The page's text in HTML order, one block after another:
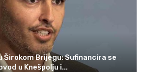
Širokom Brijegu: Sufinancira se
u Knešpolju i...